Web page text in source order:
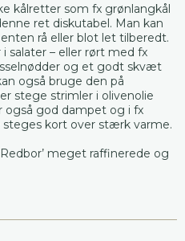
kålretter som fx grønlangkål
ret diskutabel. Man kan
rå eller blot let tilberedt.
salater – eller rørt med fx
og et godt skvæt
også bruge den på
stege strimler i olivenolie
også god dampet og i fx
kort over stærk varme.
meget raffinerede og